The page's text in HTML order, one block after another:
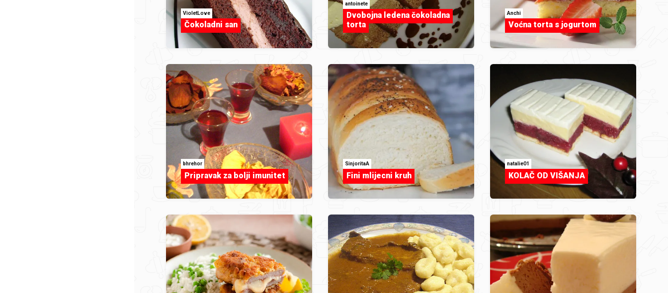
VioletLove
Čokoladni san
antoinete
Dvobojna ledena čokoladna
torta
Anchi
Voćna torta s jogurtom
bhrehor
Pripravak za bolji imunitet
SinjoritaA
Fini mlijecni kruh
natalie01
KOLAČ OD VIŠANJA